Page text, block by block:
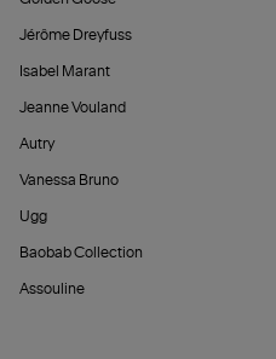
Jérôme Dreyfuss
Isabel Marant
Jeanne Vouland
Autry
Vanessa Bruno
Ugg
Baobab Collection
Assouline